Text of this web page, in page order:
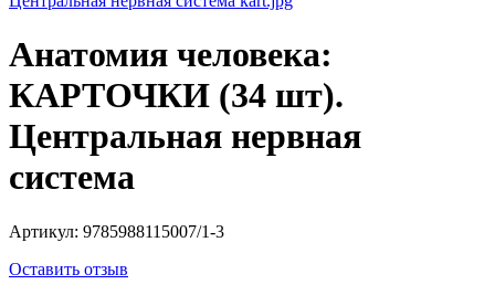
Анатомия человека:
КАРТОЧКИ (34 шт).
Центральная нервная
система
Артикул: 9785988115007/1-3
Оставить отзыв